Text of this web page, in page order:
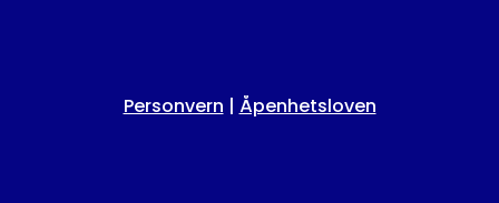
Personvern | Åpenhetsloven